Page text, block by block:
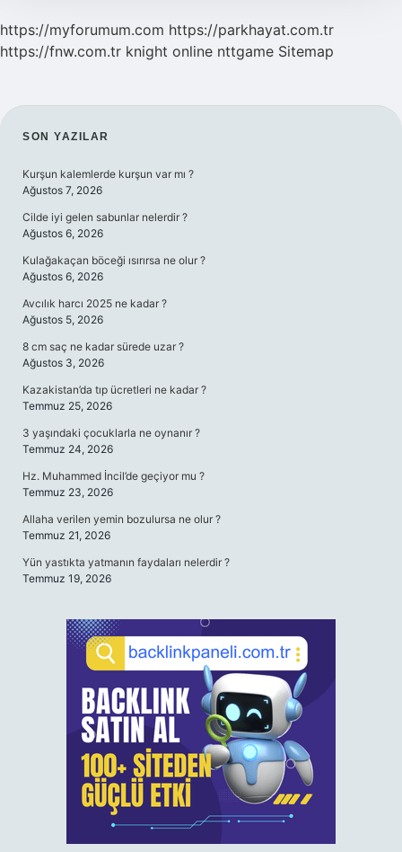
https://myforumum.com https://parkhayat.com.tr
https://fnw.com.tr knight online nttgame Sitemap
SIDEBAR
SON YAZILAR
Kurşun kalemlerde kurşun var mı ?
Ağustos 7, 2026
Cilde iyi gelen sabunlar nelerdir ?
Ağustos 6, 2026
Kulağakaçan böceği ısırırsa ne olur ?
Ağustos 6, 2026
Avcılık harcı 2025 ne kadar ?
Ağustos 5, 2026
8 cm saç ne kadar sürede uzar ?
Ağustos 3, 2026
Kazakistan’da tıp ücretleri ne kadar ?
Temmuz 25, 2026
3 yaşındaki çocuklarla ne oynanır ?
Temmuz 24, 2026
Hz. Muhammed İncil’de geçiyor mu ?
Temmuz 23, 2026
Allaha verilen yemin bozulursa ne olur ?
Temmuz 21, 2026
Yün yastıkta yatmanın faydaları nelerdir ?
Temmuz 19, 2026